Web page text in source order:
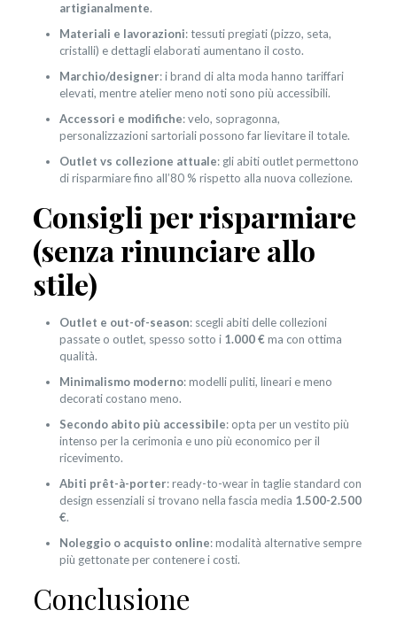
artigianalmente.
Materiali e lavorazioni: tessuti pregiati (pizzo, seta,
cristalli) e dettagli elaborati aumentano il costo.
Marchio/designer: i brand di alta moda hanno tariffari
elevati, mentre atelier meno noti sono più accessibili.
Accessori e modifiche: velo, sopragonna,
personalizzazioni sartoriali possono far lievitare il totale.
Outlet vs collezione attuale: gli abiti outlet permettono
di risparmiare fino all’80 % rispetto alla nuova collezione.
Consigli per risparmiare
(senza rinunciare allo
stile)
Outlet e out-of-season: scegli abiti delle collezioni
passate o outlet, spesso sotto i 1.000 €ma con ottima
qualità.
Minimalismo moderno: modelli puliti, lineari e meno
decorati costano meno.
Secondo abito più accessibile: opta per un vestito più
intenso per la cerimonia e uno più economico per il
ricevimento.
Abiti prêt-à-porter: ready-to-wear in taglie standard con
design essenziali si trovano nella fascia media 1.500-2.500
€.
Noleggio o acquisto online: modalità alternative sempre
più gettonate per contenere i costi.
Conclusione